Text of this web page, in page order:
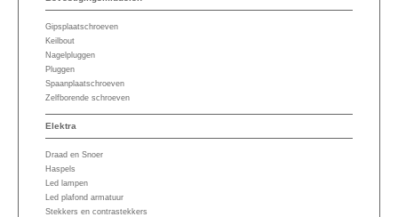
Gipsplaatschroeven
Keilbout
Nagelpluggen
Pluggen
Spaanplaatschroeven
Zelfborende schroeven
Elektra
Draad en Snoer
Haspels
Led lampen
Led plafond armatuur
Stekkers en contrastekkers